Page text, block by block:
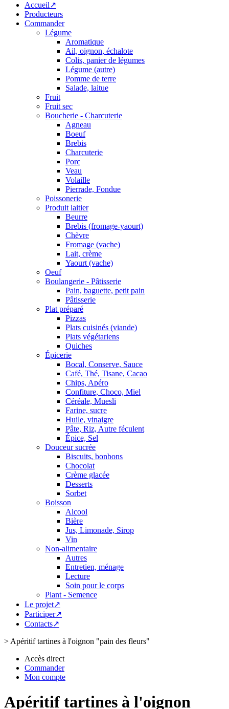
Accueil↗
Producteurs
Commander
Légume
Aromatique
Ail, oignon, échalote
Colis, panier de légumes
Légume (autre)
Pomme de terre
Salade, laitue
Fruit
Fruit sec
Boucherie - Charcuterie
Agneau
Boeuf
Brebis
Charcuterie
Porc
Veau
Volaille
Pierrade, Fondue
Poissonerie
Produit laitier
Beurre
Brebis (fromage-yaourt)
Chèvre
Fromage (vache)
Lait, crème
Yaourt (vache)
Oeuf
Boulangerie - Pâtisserie
Pain, baguette, petit pain
Pâtisserie
Plat préparé
Pizzas
Plats cuisinés (viande)
Plats végétariens
Quiches
Épicerie
Bocal, Conserve, Sauce
Café, Thé, Tisane, Cacao
Chips, Apéro
Confiture, Choco, Miel
Céréale, Muesli
Farine, sucre
Huile, vinaigre
Pâte, Riz, Autre féculent
Épice, Sel
Douceur sucrée
Biscuits, bonbons
Chocolat
Crème glacée
Desserts
Sorbet
Boisson
Alcool
Bière
Jus, Limonade, Sirop
Vin
Non-alimentaire
Autres
Entretien, ménage
Lecture
Soin pour le corps
Plant - Semence
Le projet↗
Participer↗
Contacts↗
> Apéritif tartines à l'oignon "pain des fleurs"
Accès direct
Commander
Mon compte
Apéritif tartines à l'oignon